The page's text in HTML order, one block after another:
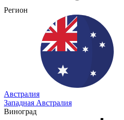
Регион
Австралия
Западная Австралия
Виноград